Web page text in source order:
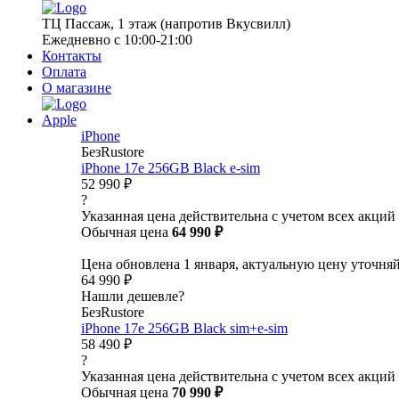
ТЦ Пассаж, 1 этаж (напротив Вкусвилл)
Ежедневно с 10:00-21:00
Контакты
Оплата
О магазине
Apple
iPhone
БезRustore
iPhone 17e 256GB Black e-sim
52 990 ₽
?
Указанная цена действительна с учетом всех акций
Обычная цена 64 990 ₽
Цена обновлена 1 января, актуальную цену
64 990 ₽
Нашли дешевле?
БезRustore
iPhone 17e 256GB Black sim+e-sim
58 490 ₽
?
Указанная цена действительна с учетом всех акций
Обычная цена 70 990 ₽